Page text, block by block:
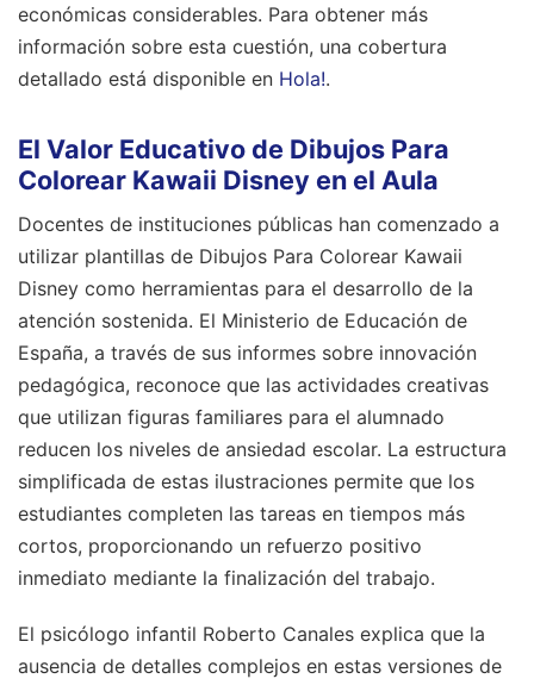
económicas considerables. Para obtener más
información sobre esta cuestión, una cobertura
detallado está disponible en Hola!.
El Valor Educativo de Dibujos Para
Colorear Kawaii Disney en el Aula
Docentes de instituciones públicas han comenzado a
utilizar plantillas de Dibujos Para Colorear Kawaii
Disney como herramientas para el desarrollo de la
atención sostenida. El Ministerio de Educación de
España, a través de sus informes sobre innovación
pedagógica, reconoce que las actividades creativas
que utilizan figuras familiares para el alumnado
reducen los niveles de ansiedad escolar. La estructura
simplificada de estas ilustraciones permite que los
estudiantes completen las tareas en tiempos más
cortos, proporcionando un refuerzo positivo
inmediato mediante la finalización del trabajo.
El psicólogo infantil Roberto Canales explica que la
ausencia de detalles complejos en estas versiones de